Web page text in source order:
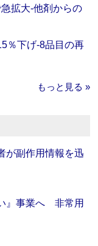
拡大‐他剤からの
％下げ‐8品目の再
もっと見る »
が副作用情報を迅
』事業へ 非常用